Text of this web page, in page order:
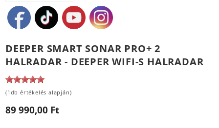
DEEPER SMART SONAR PRO+ 2
HALRADAR - DEEPER WIFI-S HALRADAR
(1db értékelés alapján)
89 990,00 Ft